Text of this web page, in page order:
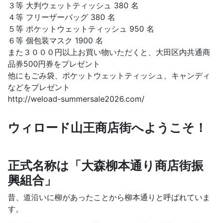
３等 大判ウェットティッシュ 380 名
４等 フリーザーバッグ 380 名
５等 ポケットウェットティッシュ 950 名
６等 個包装マスク 1900 名
また３０００円以上お買い物いただくと、大田区内共通商
品券500円券をプレゼント
他にもごみ袋、ポケットウェットティッシュ、キャンディ
などをプレゼント
http://weload-summersale2026.com/
ウィロード山王商店街へようこそ！
正式名称は「大森柳本通り商店街振
興組合」
昔、道沿いに柳があったことから柳本通りと呼ばれていま
す。